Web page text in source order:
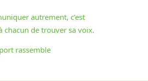
autrement, c’est
chacun de trouver sa voix.
rassemble